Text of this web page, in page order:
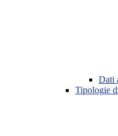
Dati
Tipologie